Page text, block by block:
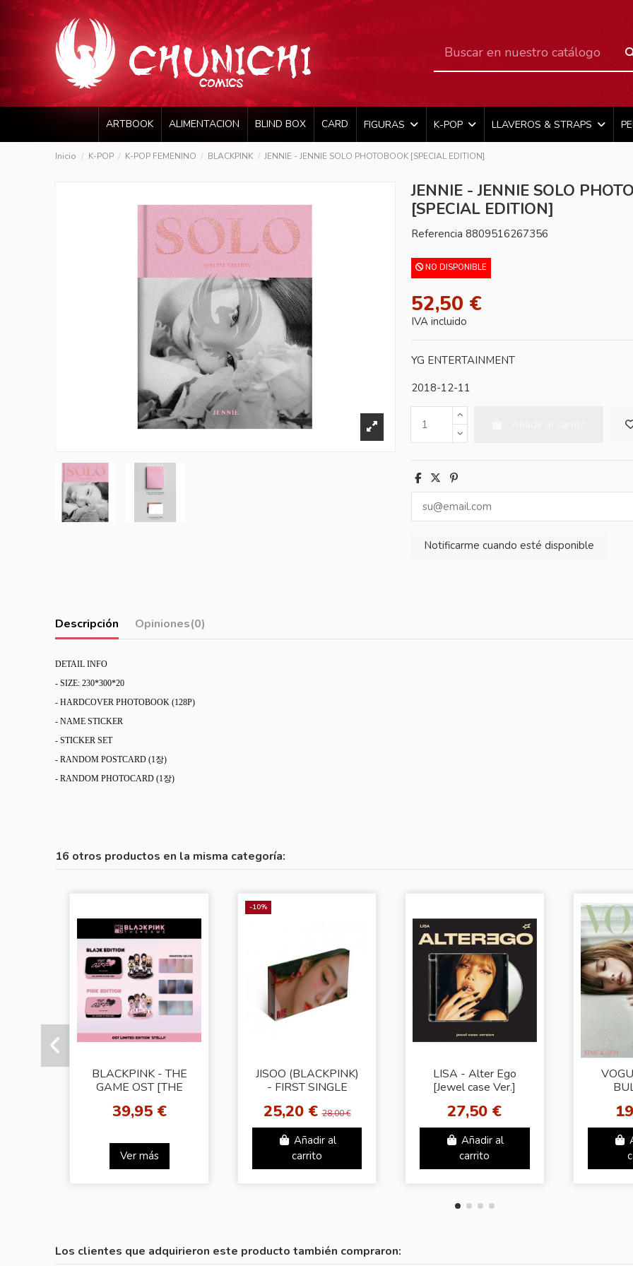
ARTBOOK ALIMENTACION BLIND BOX CARD FIGURAS K-POP LLAVEROS & STRAPS
Inicio K-POP K-POP FEMENINO BLACKPINK JENNIE - JENNIE SOLO PHOTOBOOK [SPECIAL EDITION]
JENNIE - JENNIE SOLO
[SPECIAL EDITION]
Referencia 8809516267356
NO DISPONIBLE
52,50 €
IVA incluido
YG ENTERTAINMENT
2018-12-11
Descripción Opiniones(0)
DETAIL INFO
- SIZE: 230*300*20
- HARDCOVER PHOTOBOOK (128P)
- NAME STICKER
- STICKER SET
- RANDOM POSTCARD (1장)
- RANDOM PHOTOCARD (1장)
16 otros productos en la misma categoría:
BLACKPINK - THE
GAME OST [THE
(Pink)
39,95 €
Ver más
-10%
JISOO (BLACKPINK)
- FIRST SINGLE
Ver.]
25,20 €28,00 €
Añadir al
carrito
LISA - Alter Ego
[Jewel case Ver.]
27,50 €
Añadir al
carrito
Los clientes que adquirieron este producto también compraron: